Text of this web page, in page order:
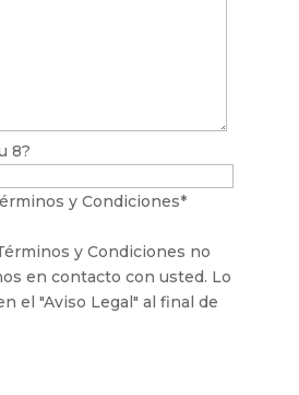
8?
y Condiciones*
y Condiciones no
en contacto con usted. Lo
el "Aviso Legal" al final de